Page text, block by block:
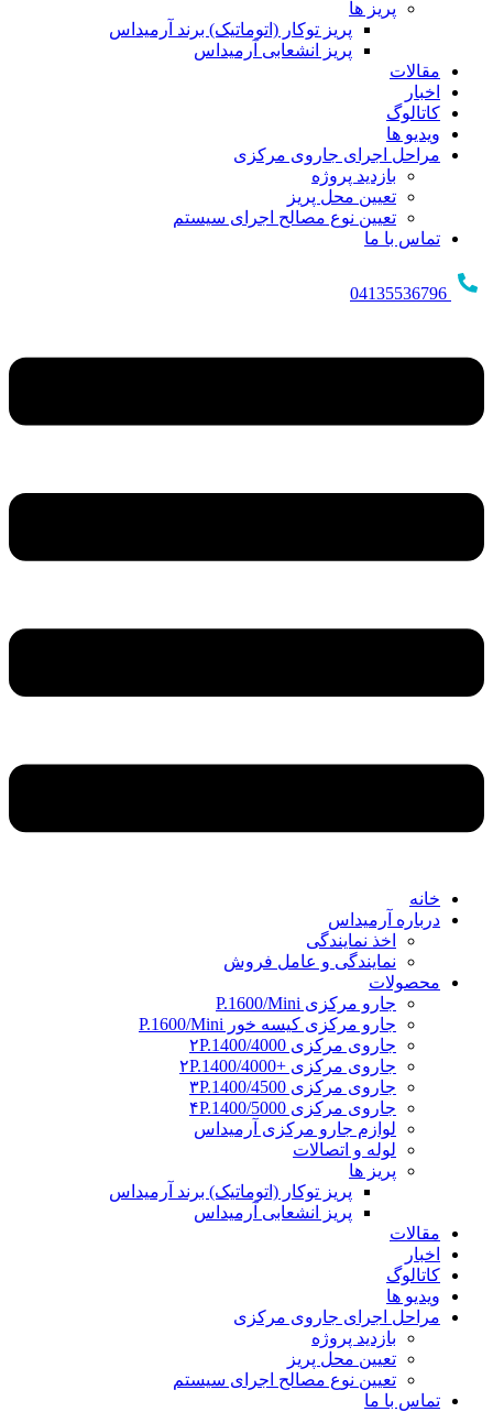
پریز ها
پریز توکار (اتوماتیک) برند آرمیداس
پریز انشعابی آرمیداس
مقالات
اخبار
کاتالوگ
ویدیو ها
مراحل اجرای جاروی مرکزی
بازدید پروژه
تعیین محل پریز
تعیین نوع مصالح اجرای سیستم
تماس با ما
04135536796
خانه
درباره آرمیداس
اخذ نمایندگی
نمایندگی و عامل فروش
محصولات
جارو مرکزی P.1600/Mini
جارو مرکزی کیسه خور P.1600/Mini
جاروی مرکزی ۲P.1400/4000
جاروی مرکزی +۲P.1400/4000
جاروی مرکزی ۳P.1400/4500
جاروی مرکزی ۴P.1400/5000
لوازم جارو مرکزی آرمیداس
لوله و اتصالات
پریز ها
پریز توکار (اتوماتیک) برند آرمیداس
پریز انشعابی آرمیداس
مقالات
اخبار
کاتالوگ
ویدیو ها
مراحل اجرای جاروی مرکزی
بازدید پروژه
تعیین محل پریز
تعیین نوع مصالح اجرای سیستم
تماس با ما